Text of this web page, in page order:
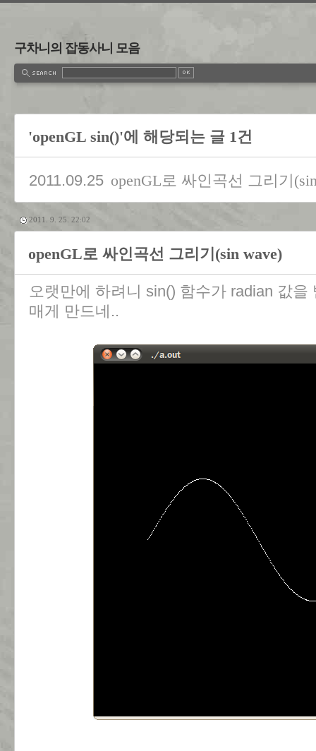
구차니의 잡동사니 모음
'openGL sin()'에 해당되는 글 1건
2011.09.25 openGL로 싸인곡선 그리기
2011. 9. 25. 22:02
openGL로 싸인곡선 그리기(sin wave)
오랫만에 하려니 sin() 함수가 radian 값
매게 만드네..